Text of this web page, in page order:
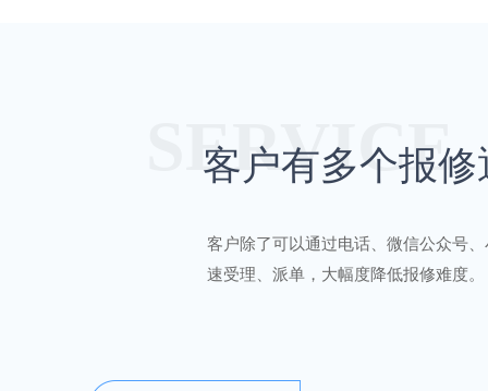
SERVICE
客户有多个报
客户除了可以通过电话、微信公众号
速受理、派单，大幅度降低报修难度。